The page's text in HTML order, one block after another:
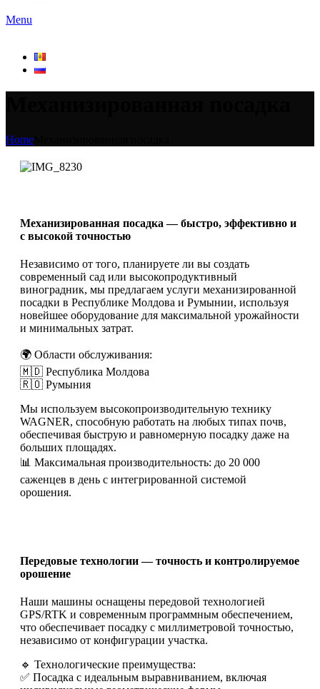
Menu
Home
Механизированная посадка — быстро, эффективно и
с высокой точностью
Независимо от того, планируете ли вы создать
современный сад или высокопродуктивный
виноградник, мы предлагаем услуги механизированной
посадки в Республике Молдова и Румынии, используя
новейшее оборудование для максимальной урожайности
и минимальных затрат.
🌍 Области обслуживания:
🇲🇩 Республика Молдова
🇷🇴 Румыния
Мы используем высокопроизводительную технику
WAGNER, способную работать на любых типах почв,
обеспечивая быструю и равномерную посадку даже на
больших площадях.
📊 Максимальная производительность: до 20 000
саженцев в день с интегрированной системой
орошения.
Передовые технологии — точность и контролируемое
орошение
Наши машины оснащены передовой технологией
GPS/RTK и современным программным обеспечением,
что обеспечивает посадку с миллиметровой точностью,
независимо от конфигурации участка.
🔹 Технологические преимущества:
✅ Посадка с идеальным выравниванием, включая